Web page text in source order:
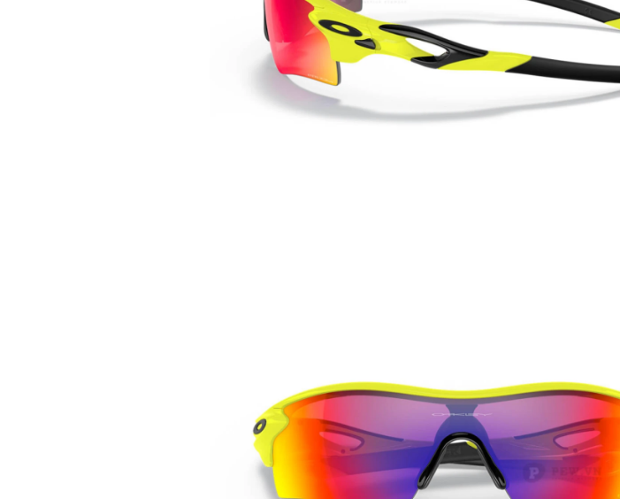
PATRICK EYEWEAR VÀ VỊ THẾ
PATRICK EYEWEAR HIỆN LÀ